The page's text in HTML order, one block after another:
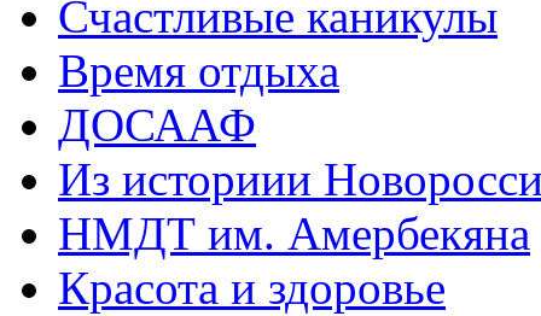
Счастливые каникулы
Время отдыха
ДОСААФ
Из историии
НМДТ им. Амербекяна
Красота и здоровье